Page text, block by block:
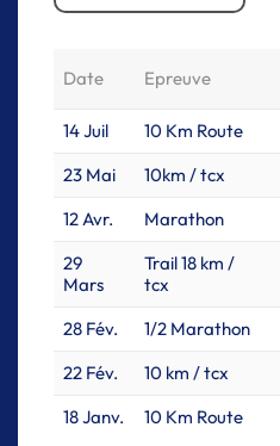
Date Epreuve
14 Juil 10 Km Route
23 Mai
10km / tcx
12 Avr.
Marathon
29
Mars
Trail 18 km /
tcx
28 Fév. 1/2 Marathon
22 Fév.
10 km / tcx
18 Janv.
10 Km Route